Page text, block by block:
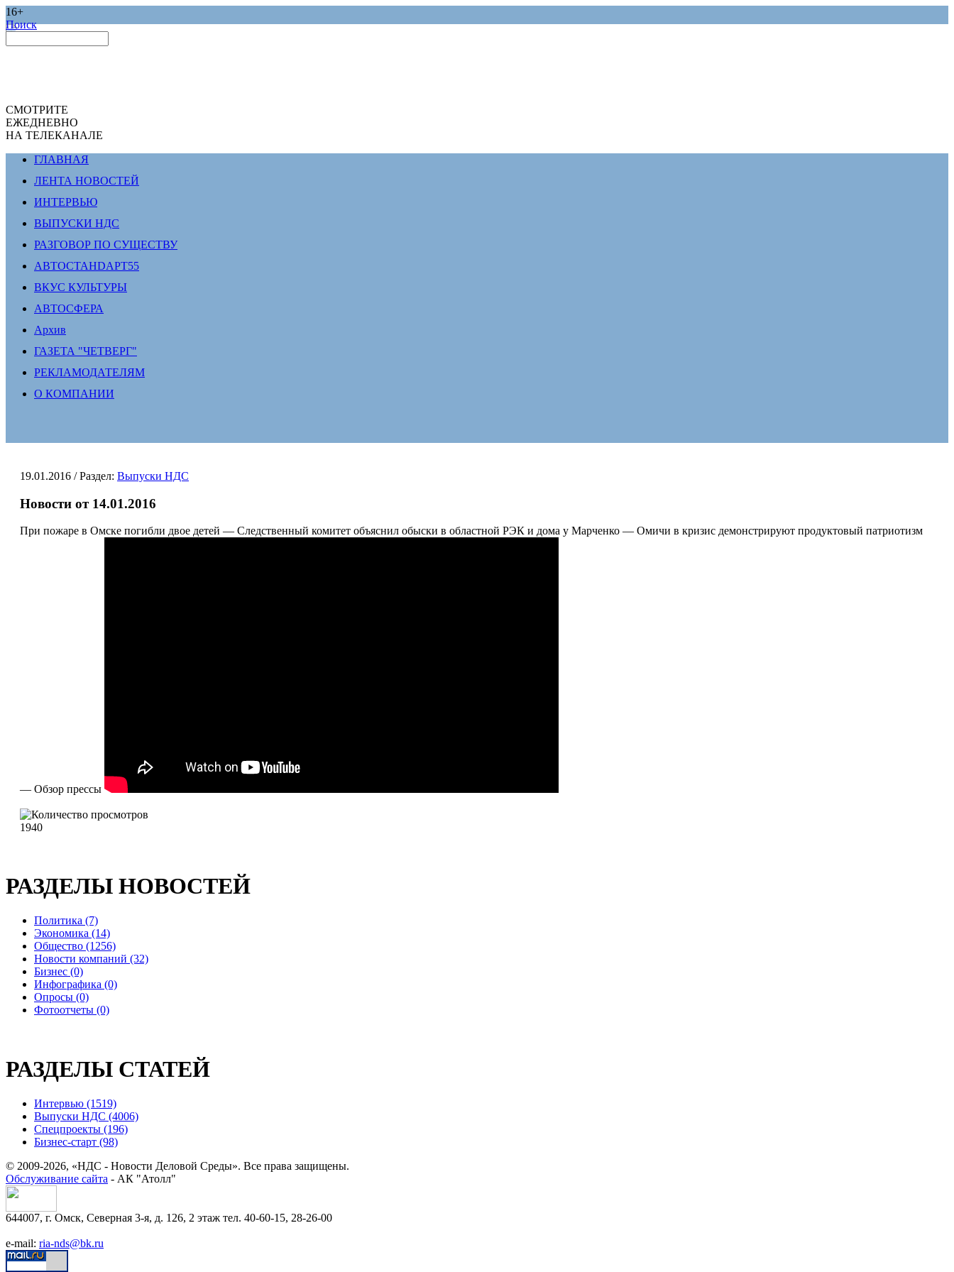
16+
Поиск
СМОТРИТЕ
ЕЖЕДНЕВНО
НА ТЕЛЕКАНАЛЕ
ГЛАВНАЯ
ЛЕНТА НОВОСТЕЙ
ИНТЕРВЬЮ
ВЫПУСКИ НДС
РАЗГОВОР ПО СУЩЕСТВУ
АВТОСТАНDАРТ55
ВКУС КУЛЬТУРЫ
АВТОСФЕРА
Архив
ГАЗЕТА "ЧЕТВЕРГ"
РЕКЛАМОДАТЕЛЯМ
О КОМПАНИИ
19.01.2016 / Раздел: Выпуски НДС
Новости от 14.01.2016
При пожаре в Омске погибли двое детей — Следственный комитет объяснил обыски в областной РЭК и дома у Марченко — Омичи в кризис демонстрируют продуктовый патриотизм
— Обзор прессы
1940
РАЗДЕЛЫ НОВОСТЕЙ
Политика (7)
Экономика (14)
Общество (1256)
Новости компаний (32)
Бизнес (0)
Инфографика (0)
Опросы (0)
Фотоотчеты (0)
РАЗДЕЛЫ СТАТЕЙ
Интервью (1519)
Выпуски НДС (4006)
Спецпроекты (196)
Бизнес-старт (98)
© 2009-2026, «НДС - Новости Деловой Среды». Все права защищены.
Обслуживание сайта - АК "Атолл"
644007, г. Омск, Северная 3-я, д. 126, 2 этаж тел. 40-60-15, 28-26-00
e-mail: ria-nds@bk.ru